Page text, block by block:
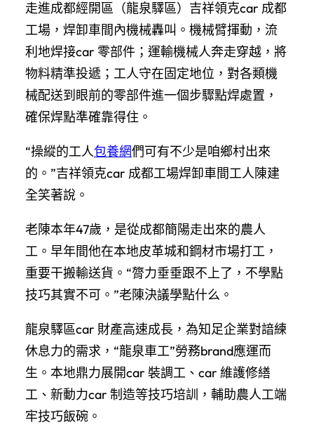
走進成都經開區（龍泉驛區）吉祥領克car 成都
工場，焊卸車間內機械轟叫。機械臂揮動，流
利地焊接car 零部件；運輸機械人奔走穿越，將
物料精準投遞；工人守在固定地位，對各類機
械配送到眼前的零部件進一個步驟點焊處置，
確保焊點準確靠得住。
“操縱的工人包養網們可有不少是咱鄉村出來
的。”吉祥領克car 成都工場焊卸車間工人陳建
全笑著說。
老陳本年47歲，是從成都簡陽走出來的農人
工。早年間他在本地皮革城和鋼材市場打工，
重要干搬輸送貨。“膂力垂垂跟不上了，不學點
技巧其實不可。”老陳決議學點什么。
龍泉驛區car 財產高速成長，為知足企業對諳練
休息力的需求，“龍泉車工”勞務brand應運而
生。本地鼎力展開car 裝調工、car 維護修繕
工、新動力car 制造等技巧培訓，輔助農人工端
牢技巧飯碗。